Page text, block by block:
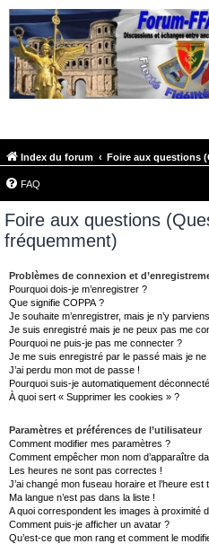
Index du forum Foire aux questions
FAQ
Foire aux questions
fréquemment)
Problèmes de connexion et
Pourquoi dois-je m’enregistrer ?
Que signifie COPPA ?
Je souhaite m’enregistrer, mais je n’y
Je suis enregistré mais je ne peux pas me
Pourquoi ne puis-je pas me connecter ?
Je me suis enregistré par le passé mais je
J’ai perdu mon mot de passe !
Pourquoi suis-je automatiquement
À quoi sert « Supprimer les cookies » ?
Paramètres et préférences de l’utilisateur
Comment modifier mes paramètres ?
Comment empêcher mon nom d’apparaître
Les heures ne sont pas correctes !
J’ai changé mon fuseau horaire et l’heure
Ma langue n’est pas dans la liste !
A quoi correspondent les images à proximité
Comment puis-je afficher un avatar ?
Qu’est-ce que mon rang et comment le